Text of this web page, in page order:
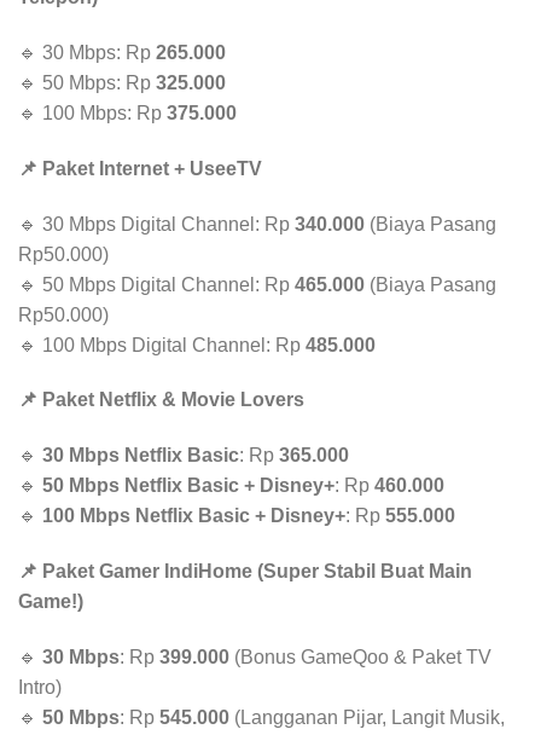
🔹 30 Mbps: Rp 265.000
🔹 50 Mbps: Rp 325.000
🔹 100 Mbps: Rp 375.000
📌 Paket Internet + UseeTV
🔹 30 Mbps Digital Channel: Rp 340.000 (Biaya Pasang
Rp50.000)
🔹 50 Mbps Digital Channel: Rp 465.000 (Biaya Pasang
Rp50.000)
🔹 100 Mbps Digital Channel: Rp 485.000
📌 Paket Netflix & Movie Lovers
🔹 30 Mbps Netflix Basic: Rp 365.000
🔹 50 Mbps Netflix Basic + Disney+: Rp 460.000
🔹 100 Mbps Netflix Basic + Disney+: Rp 555.000
📌 Paket Gamer IndiHome (Super Stabil Buat Main
Game!)
🔹 30 Mbps: Rp 399.000 (Bonus GameQoo & Paket TV
Intro)
🔹 50 Mbps: Rp 545.000 (Langganan Pijar, Langit Musik,